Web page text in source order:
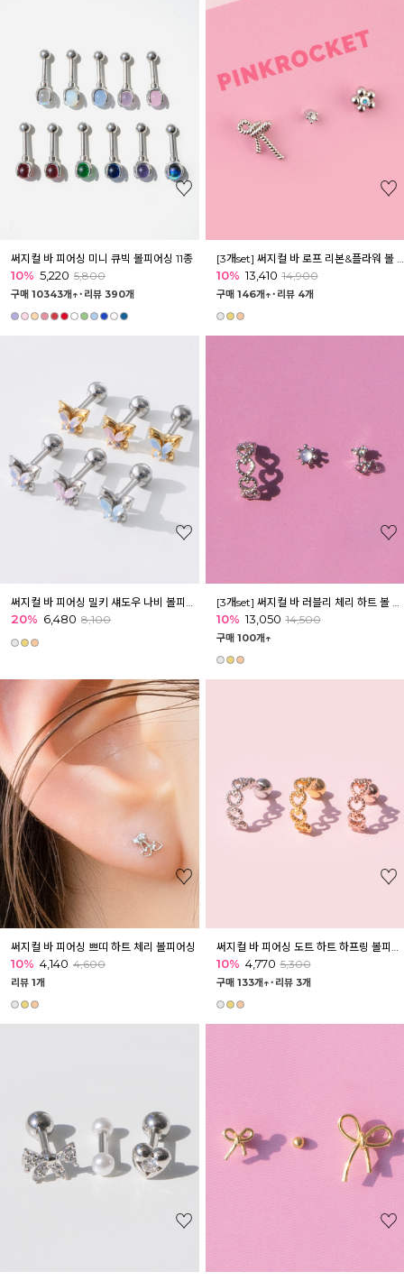
써지컬 바 피어싱 미니 큐빅 볼피어싱 11종
10% 5,220 5,800
구매 10343개↑˙ 리뷰 390개
10% 13,410 14,900
구매 146개↑˙ 리뷰 4개
써지컬 바 피어싱 밀키 섀도우 나비 볼피어싱
20% 6,480 8,100
[3개set] 써지컬 바 러블리 체리 하트 볼 피어싱 세트
10% 13,050 14,500
구매 100개↑
써지컬 바 피어싱 쁘띠 하트 체리 볼피어싱
10% 4,140 4,600
리뷰 1개
10% 4,770 5,300
구매 133개↑˙ 리뷰 3개